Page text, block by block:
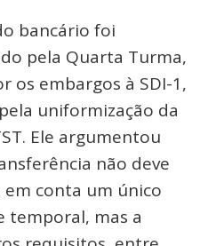
bancário foi
pela Quarta Turma,
os embargos à SDI-1,
uniformização da
Ele argumentou
não deve
conta um único
mas a